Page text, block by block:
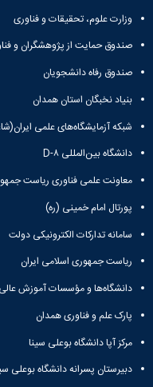
وزارت علوم، تحقیقات و فناوری
صندوق حمایت از پژوهشگران و
صندوق رفاه دانشجویان
بنیاد نخبگان استان همدان
شبکه آزمایشگاه‌های علمی
دانشگاه بین‌المللی D-۸
معاونت علمی فناوری ریاست
پورتال امام خمینی (ره)
سامانه تدارکات الکترونیکی دولت
ریاست جمهوری اسلامی ایران
دانشگاه‌ها و مؤسسات آموزش عالی
پارک علم و فناوری همدان
مرکز آپا دانشگاه بوعلی سینا
دبیرستان پسرانه دانشگاه بوعلی